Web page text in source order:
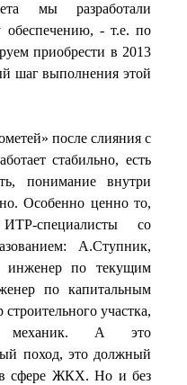
мы разработали
обеспечению, - т.е. по
приобрести в 2013
шаг выполнения этой
после слияния с
стабильно, есть
понимание внутри
Особенно ценно то,
специалисты со
А.Ступник,
инженер по текущим
по капитальным
участка,
механик. А это
поход, это должный
в сфере ЖКХ. Но и без